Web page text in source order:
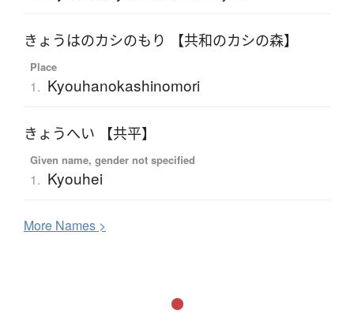
きょうはのカシのもり 【共和のカシの森】
Place
1. Kyouhanokashinomori
きょうへい 【共平】
Given name, gender not specified
1. Kyouhei
More Names >